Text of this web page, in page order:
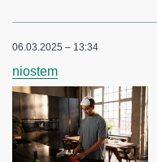
06.03.2025 – 13:34
niostem